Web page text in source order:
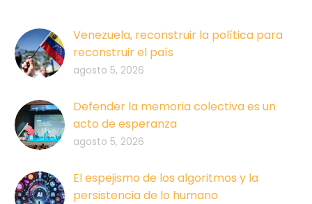
Venezuela, reconstruir la política para
reconstruir el país
agosto 5, 2026
Defender la memoria colectiva es un
acto de esperanza
agosto 5, 2026
El espejismo de los algoritmos y la
persistencia de lo humano